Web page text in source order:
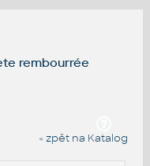
rembourrée
« zpět na Katalog